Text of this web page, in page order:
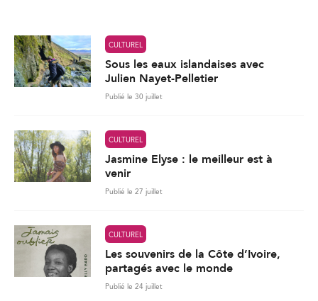
CULTUREL
Sous les eaux islandaises avec
Julien Nayet-Pelletier
Publié le 30 juillet
CULTUREL
Jasmine Elyse : le meilleur est à
venir
Publié le 27 juillet
CULTUREL
Les souvenirs de la Côte d’Ivoire,
partagés avec le monde
Publié le 24 juillet